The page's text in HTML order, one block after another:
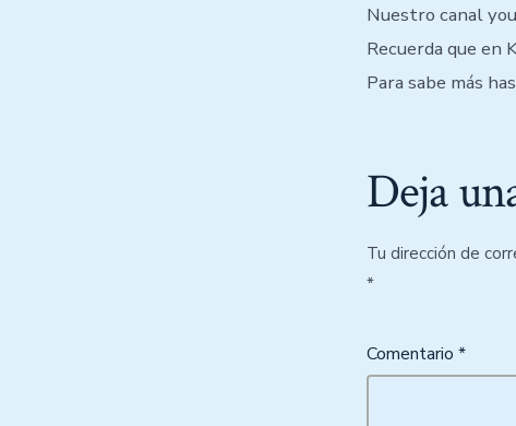
Nuestro canal
Recuerda que en
Para sabe más
Deja
Tu dirección de
*
Comentario *